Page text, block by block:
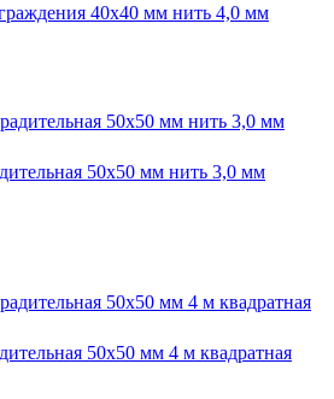
40х40 мм нить 4,0 мм
50х50 мм нить 3,0 мм
50х50 мм 4 м квадратная